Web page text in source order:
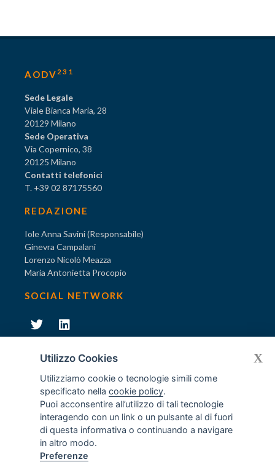
AODV 231
Sede Legale
Viale Bianca Maria, 28
20129 Milano
Sede Operativa
Via Copernico, 38
20125 Milano
Contatti telefonici
T. +39 02 87175560
REDAZIONE
Iole Anna Savini (Responsabile)
Ginevra Campalani
Lorenzo Nicolò Meazza
Maria Antonietta Procopio
SOCIAL NETWORK
Diventa socio di AODV
© Tutti i diritti riservati AODV231- ® Marchio registrato
Associazione dei Componenti degli Organismi di Vigilanza
ex D.Lgs. 231/2001
Utilizzo Cookies
Utilizziamo cookie o tecnologie simili come
specificato nellacookie policy.
Puoi acconsentire all’utilizzo di tali tecnologie
interagendo con un link o un pulsante al di fuori
di questa informativa o continuando a navigare
in altro modo.
Preferenze
X